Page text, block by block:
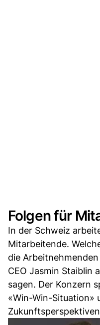
Folgen für
In der Schweiz
Mitarbeitende.
die
CEO Jasmin Staiblin
sagen. Der Konzern
«Win-Win-Situation»